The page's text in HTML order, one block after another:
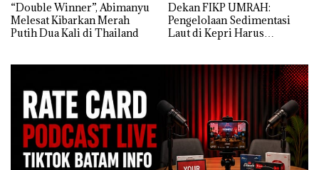
“Double Winner”, Abimanyu
Melesat Kibarkan Merah
Putih Dua Kali di Thailand
Dekan FIKP UMRAH:
Pengelolaan Sedimentasi
Laut di Kepri Harus